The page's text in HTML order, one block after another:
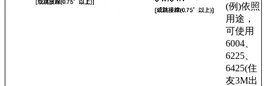
(例)依照
用途，
可使用
6004、
6225、
6425(住
友3M出